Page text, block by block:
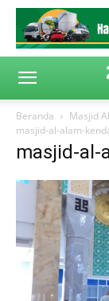
Beranda
Masjid
masjid-al-alam-
masjid-al-